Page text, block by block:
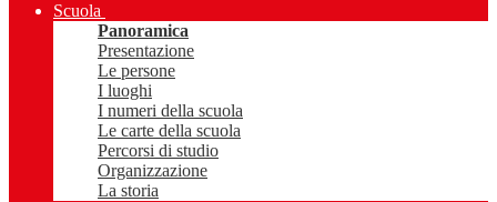
Scuola
Panoramica
Presentazione
Le persone
I luoghi
I numeri della scuola
Le carte della scuola
Percorsi di studio
Organizzazione
La storia